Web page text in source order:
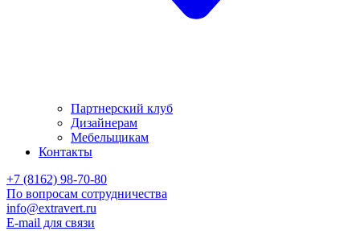
Партнерский клуб
Дизайнерам
Мебельщикам
Контакты
+7 (8162) 98-70-80
По вопросам сотрудничества
info@extravert.ru
E-mail для связи